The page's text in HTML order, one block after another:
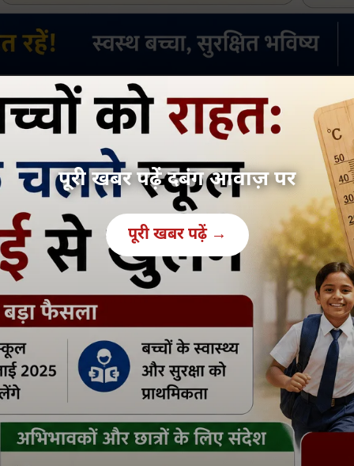
पूरी खबर पढ़ें दबंग आवाज़ पर
पूरी खबर पढ़ें →